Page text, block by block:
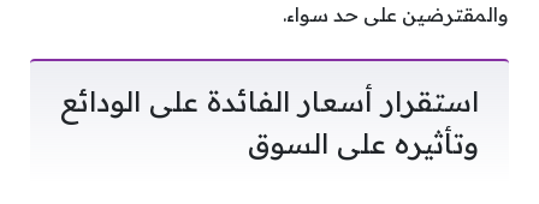
والمقترضين على حد سواء.
استقرار أسعار الفائدة على الودائع
وتأثيره على السوق